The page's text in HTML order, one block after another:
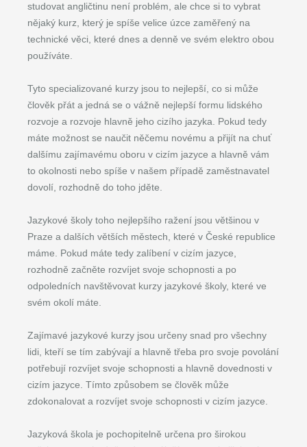
studovat angličtinu není problém, ale chce si to vybrat
nějaký kurz, který je spíše velice úzce zaměřený na
technické věci, které dnes a denně ve svém elektro obou
používáte.
Tyto specializované kurzy jsou to nejlepší, co si může
člověk přát a jedná se o vážně nejlepší formu lidského
rozvoje a rozvoje hlavně jeho cizího jazyka. Pokud tedy
máte možnost se naučit něčemu novému a přijít na chuť
dalšímu zajímavému oboru v cizím jazyce a hlavně vám
to okolnosti nebo spíše v našem případě zaměstnavatel
dovolí, rozhodně do toho jděte.
Jazykové školy toho nejlepšího ražení jsou většinou v
Praze a dalších větších městech, které v České republice
máme. Pokud máte tedy zalíbení v cizím jazyce,
rozhodně začněte rozvíjet svoje schopnosti a po
odpoledních navštěvovat kurzy jazykové školy, které ve
svém okolí máte.
Zajímavé jazykové kurzy jsou určeny snad pro všechny
lidi, kteří se tím zabývají a hlavně třeba pro svoje povolání
potřebují rozvíjet svoje schopnosti a hlavně dovednosti v
cizím jazyce. Tímto způsobem se člověk může
zdokonalovat a rozvíjet svoje schopnosti v cizím jazyce.
Jazyková škola je pochopitelně určena pro širokou